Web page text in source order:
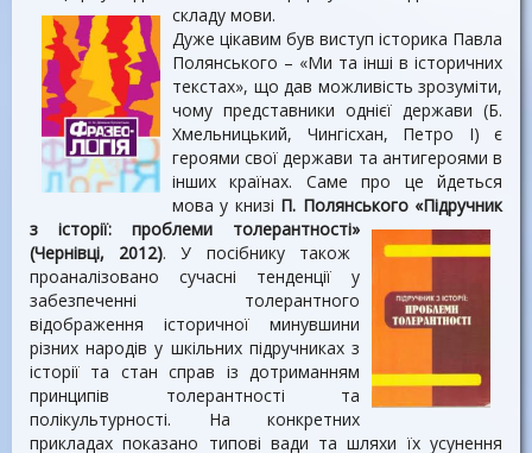
складу мови.
Дуже цікавим був виступ історика Павла
Полянського – «Ми та інші в історичних
текстах», що дав можливість зрозуміти,
чому представники однієї держави (Б.
Хмельницький, Чингісхан, Петро І) є
героями свої держави та антигероями в
інших країнах. Саме про це йдеться
мова у книзі П. Полянського «Підручник
з історії: проблеми толерантності»
(Чернівці, 2012). У посібнику також
проаналізовано сучасні тенденції у
забезпеченні толерантного
відображення історичної минувшини
різних народів у шкільних підручниках з
історії та стан справ із дотриманням
принципів толерантності та
полікультурності. На конкретних
прикладах показано типові вади та шляхи їх усунення